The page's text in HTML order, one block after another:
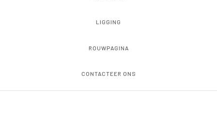
LIGGING
ROUWPAGINA
CONTACTEER ONS